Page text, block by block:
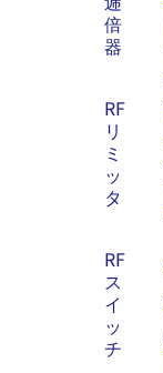
倍
器
RF
リ
ミ
ッ
タ
RF
ス
イ
ッ
チ